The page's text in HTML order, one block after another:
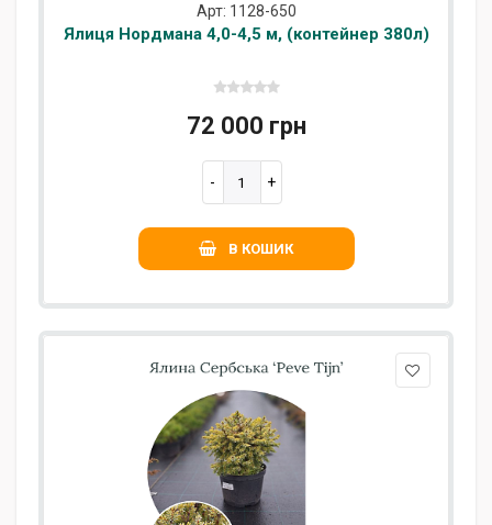
Арт: 1128-650
Ялиця Нордмана 4,0-4,5 м, (контейнер 380л)
72 000 грн
В КОШИК